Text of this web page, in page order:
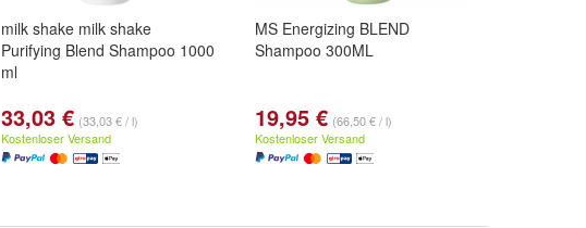
milk shake milk shake
Purifying Blend Shampoo 1000
ml
33,03 € (33,03 € / l)
Kostenloser Versand
MS Energizing BLEND
Shampoo 300ML
19,95 € (66,50 € / l)
Kostenloser Versand